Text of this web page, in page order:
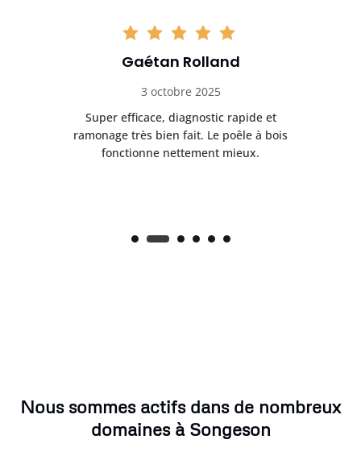
Gaétan Rolland
3 octobre 2025
Super efficace, diagnostic rapide et
ramonage très bien fait. Le poêle à bois
fonctionne nettement mieux.
Nous sommes actifs dans de nombreux
domaines à Songeson